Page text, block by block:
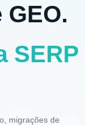
GEO.
SERP
migrações de